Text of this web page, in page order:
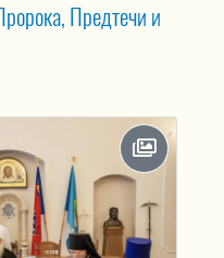
Предтечи и